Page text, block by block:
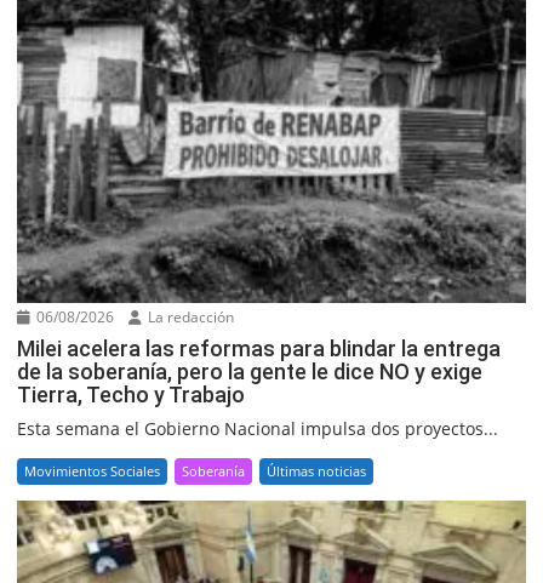
06/08/2026 La redacción
Milei acelera las reformas para blindar la entrega
de la soberanía, pero la gente le dice NO y exige
Tierra, Techo y Trabajo
Esta semana el Gobierno Nacional impulsa dos proyectos...
Movimientos Sociales Soberanía Últimas noticias